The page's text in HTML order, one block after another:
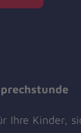
Ihre Kinder,